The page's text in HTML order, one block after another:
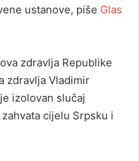
ustanove, piše Glas
zdravlja Republike
zdravlja Vladimir
izolovan slučaj
cijelu Srpsku i